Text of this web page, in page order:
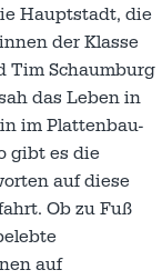
Hauptstadt, die
der Klasse
Tim Schaumburg
das Leben in
im Plattenbau-
gibt es die
auf diese
Ob zu Fuß
auf